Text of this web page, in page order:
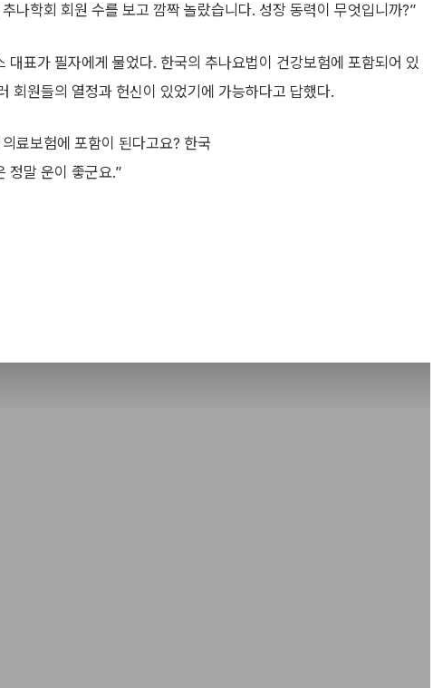
추나학회 회원 수를 보고 깜짝 놀랐습니다. 성장 동력이 무엇입니까?”
대표가 필자에게 물었다. 한국의 추나요법이 건강보험에 포함되어 있
회원들의 열정과 헌신이 있었기에 가능하다고 답했다.
료보험에 포함이 된다고요? 한국
정말 운이 좋군요.”